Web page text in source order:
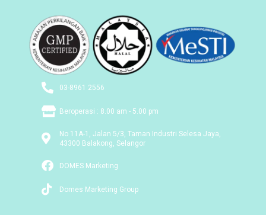
03-8961 2556
Beroperasi : 8.00 am - 5.00 pm
No 11A-1, Jalan 5/3, Taman Industri Selesa Jaya,
43300 Balakong, Selangor
DOMES Marketing
Domes Marketing Group